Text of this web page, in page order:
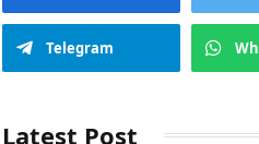
Telegram
Latest Post